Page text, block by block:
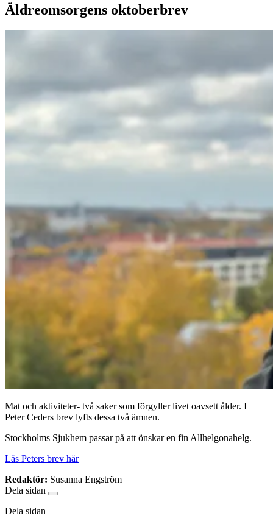
Äldreomsorgens oktoberbrev
Mat och aktiviteter- två saker som förgyller livet oavsett ålder. I
Peter Ceders brev lyfts dessa två ämnen.
Stockholms Sjukhem passar på att önskar en fin Allhelgonahelg.
Läs Peters brev här
Redaktör: Susanna Engström
Dela sidan
Dela sidan